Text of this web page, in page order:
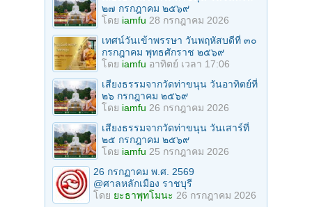
๒๗ กรกฎาคม ๒๕๖๙
โดย iamfu 28 กรกฎาคม 2026
เทศน์วันเข้าพรรษา วันพฤหัสบดีที่ ๓๐
กรกฎาคม พุทธศักราช ๒๕๖๙
โดย iamfu อาทิตย์ เวลา 17:06
เสียงธรรมจากวัดท่าขนุน วันอาทิตย์ที่
๒๖ กรกฎาคม ๒๕๖๙
โดย iamfu 26 กรกฎาคม 2026
เสียงธรรมจากวัดท่าขนุน วันเสาร์ที่
๒๕ กรกฎาคม ๒๕๖๙
โดย iamfu 25 กรกฎาคม 2026
26 กรกฏาคม พ.ศ. 2569
@ศาลหลักเมือง ราชบุรี
โดย ยะธาพุทโมนะ 26 กรกฎาคม 2026